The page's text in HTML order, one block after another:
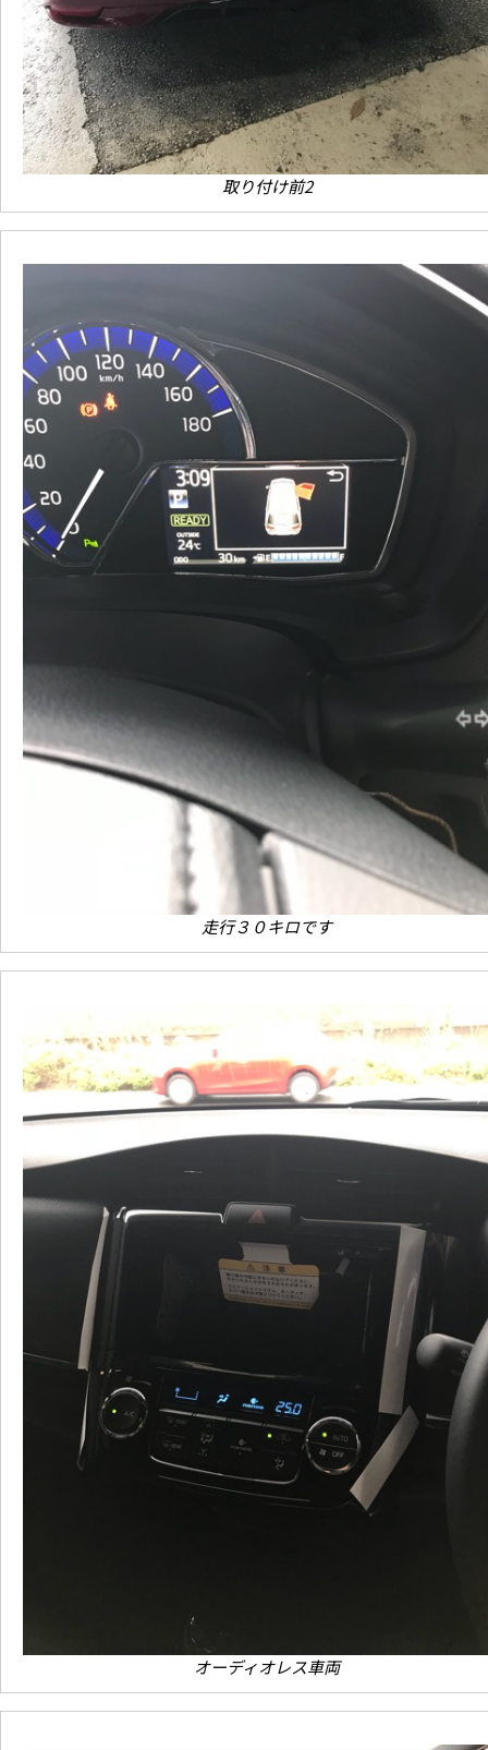
取り付け前2
走行３０キロです
オーディオレス車両